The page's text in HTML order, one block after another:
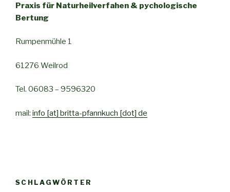
Praxis für Naturheilverfahen & pychologische
Bertung
Rumpenmühle 1
61276 Weilrod
Tel. 06083 – 9596320
mail: info [at] britta-pfannkuch [dot] de
SCHLAGWÖRTER